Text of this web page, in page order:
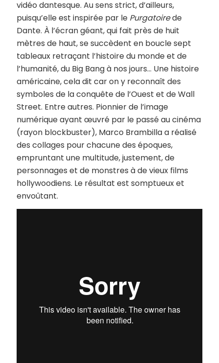
vidéo dantesque. Au sens strict, d’ailleurs,
puisqu’elle est inspirée par le Purgatoirede
Dante. À l’écran géant, qui fait près de huit
mètres de haut, se succèdent en boucle sept
tableaux retraçant l’histoire du monde et de
l’humanité, du Big Bang à nos jours… Une histoire
américaine, cela dit car on y reconnaît des
symboles de la conquête de l’Ouest et de Wall
Street. Entre autres. Pionnier de l’image
numérique ayant œuvré par le passé au cinéma
(rayon blockbuster), Marco Brambilla a réalisé
des collages pour chacune des époques,
empruntant une multitude, justement, de
personnages et de monstres à de vieux films
hollywoodiens. Le résultat est somptueux et
envoûtant.